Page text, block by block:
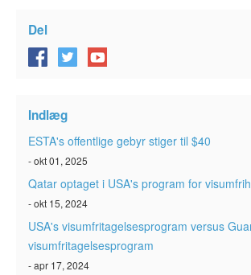
Del
Indlæg
ESTA's offentlige gebyr stiger til $40
- okt 01, 2025
Qatar optaget i USA's program for
- okt 15, 2024
USA's visumfritagelsesprogram versus
visumfritagelsesprogram
- apr 17, 2024